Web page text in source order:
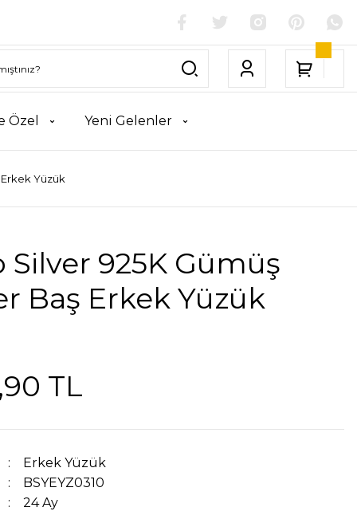
Özel Yeni Gelenler
Yüzük
Silver 925K Gümüş
Baş Erkek Yüzük
TL
Erkek Yüzük
BSYEYZ0310
24 Ay